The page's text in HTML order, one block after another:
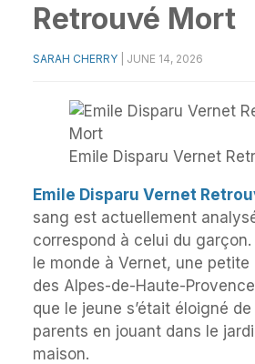
Retrouvé Mort
SARAH CHERRY JUNE 14, 2026
Emile Disparu Vernet
Emile Disparu Vernet
sang est actuellement
correspond à celui du
le monde à Vernet, une
des Alpes-de-Haute-
que le jeune s’était éloigné
parents en jouant dans le
maison.